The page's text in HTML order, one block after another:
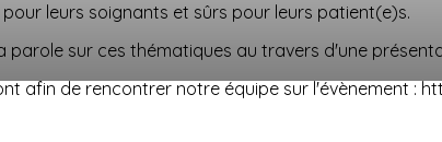
leurs soignants et sûrs pour leurs patient(e)s.
sur ces thématiques au travers d'une
afin de rencontrer notre équipe sur l'évènement